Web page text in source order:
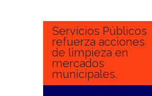
Servicios Públicos
refuerza acciones
de limpieza en
mercados
municipales.